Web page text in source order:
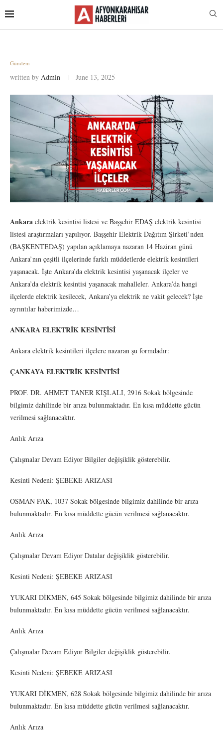
Gündem
written by Admin June 13, 2025
Ankara elektrik kesintisi listesi ve Başşehir EDAŞ elektrik kesintisi
listesi araştırmaları yapılıyor. Başşehir Elektrik Dağıtım Şirketi’nden
(BAŞKENTEDAŞ) yapılan açıklamaya nazaran 14 Haziran günü
Ankara’nın çeşitli ilçelerinde farklı müddetlerde elektrik kesintileri
yaşanacak. İşte Ankara’da elektrik kesintisi yaşanacak ilçeler ve
Ankara’da elektrik kesintisi yaşanacak mahalleler. Ankara’da hangi
ilçelerde elektrik kesilecek, Ankara’ya elektrik ne vakit gelecek? İşte
ayrıntılar haberimizde…
ANKARA ELEKTRİK KESİNTİSİ
Ankara elektrik kesintileri ilçelere nazaran şu formdadır:
ÇANKAYA ELEKTRİK KESİNTİSİ
PROF. DR. AHMET TANER KIŞLALI, 2916 Sokak bölgesinde
bilgimiz dahilinde bir arıza bulunmaktadır. En kısa müddette gücün
verilmesi sağlanacaktır.
Anlık Arıza
Çalışmalar Devam Ediyor Bilgiler değişiklik gösterebilir.
Kesinti Nedeni: ŞEBEKE ARIZASI
OSMAN PAK, 1037 Sokak bölgesinde bilgimiz dahilinde bir arıza
bulunmaktadır. En kısa müddette gücün verilmesi sağlanacaktır.
Anlık Arıza
Çalışmalar Devam Ediyor Datalar değişiklik gösterebilir.
Kesinti Nedeni: ŞEBEKE ARIZASI
YUKARI DİKMEN, 645 Sokak bölgesinde bilgimiz dahilinde bir arıza
bulunmaktadır. En kısa müddette gücün verilmesi sağlanacaktır.
Anlık Arıza
Çalışmalar Devam Ediyor Bilgiler değişiklik gösterebilir.
Kesinti Nedeni: ŞEBEKE ARIZASI
YUKARI DİKMEN, 628 Sokak bölgesinde bilgimiz dahilinde bir arıza
bulunmaktadır. En kısa müddette gücün verilmesi sağlanacaktır.
Anlık Arıza